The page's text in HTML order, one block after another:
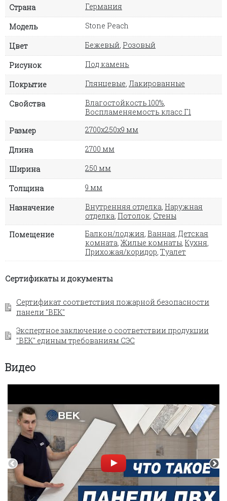
Страна Германия
Модель Stone Peach
Цвет Бежевый Розовый
Рисунок Под камень
Покрытие Глянцевые Лакированные
Свойства Влагостойкость 100%
Воспламеняемость класс Г1
Размер
2700х250х9 мм
Длина 2700 мм
Ширина 250 мм
Толщина 9 мм
Назначение Внутренняя отделка Наружная
отделка Потолок Стены
Помещение
Балкон/лоджия Ванная Детская
комната Жилые комнаты Кухня
Прихожая/коридор Туалет
Сертификаты и документы
Сертификат соответствия пожарной безопасности
панели "ВЕК"
Экспертное заключение о соответствии продукции
"ВЕК" единым требованиям СЭС
Видео